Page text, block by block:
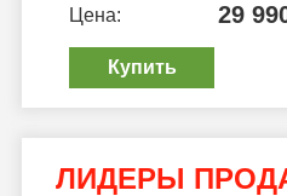
Цена: 29
Купить
ЛИДЕРЫ